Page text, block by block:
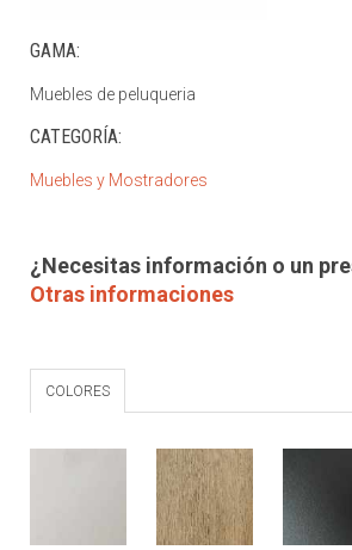
GAMA:
Muebles de peluqueria
CATEGORÍA:
Muebles y Mostradores
¿Necesitas información o un
Otras informaciones
COLORES